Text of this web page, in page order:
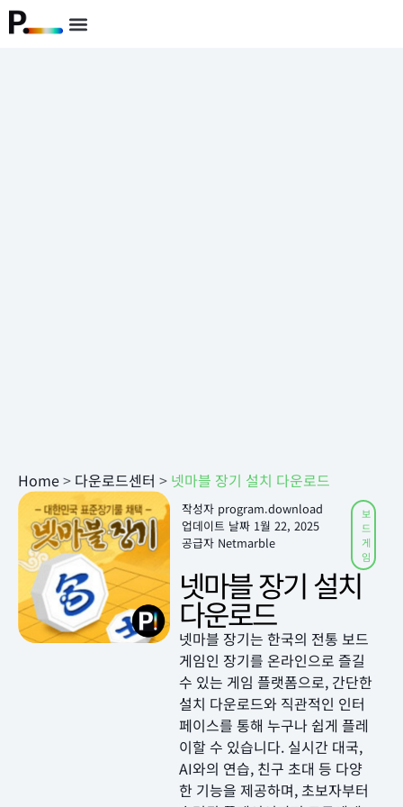
Home> 다운로드센터 > 넷마블 장기 설치 다운로드
작성자 program.download
업데이트 날짜 1월 22, 2025
공급자 Netmarble
보
드
게
임
넷마블 장기 설치
다운로드
넷마블 장기는 한국의 전통 보드
게임인 장기를 온라인으로 즐길
수 있는 게임 플랫폼으로, 간단한
설치 다운로드와 직관적인 인터
페이스를 통해 누구나 쉽게 플레
이할 수 있습니다. 실시간 대국,
AI와의 연습, 친구 초대 등 다양
한 기능을 제공하며, 초보자부터